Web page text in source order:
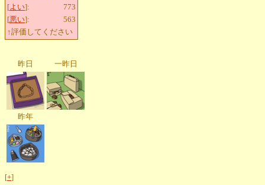
[よい]:
773
[悪い]:
563
↑評価してください
昨日 一昨日
昨年
[+]